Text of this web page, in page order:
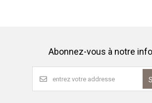
Abonnez-vous à notre